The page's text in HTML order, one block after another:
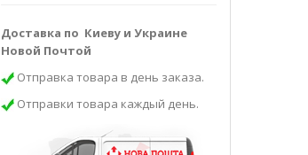
Доставка по Киеву и Украине
Новой Почтой
Отправка товара в день заказа.
Отправки товара каждый день.